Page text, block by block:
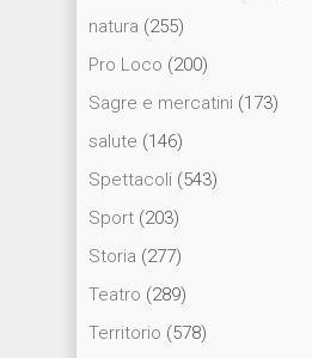
natura (255)
Pro Loco (200)
Sagre e mercatini (173)
salute (146)
Spettacoli (543)
Sport (203)
Storia (277)
Teatro (289)
Territorio (578)